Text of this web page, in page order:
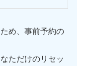
め、事前予約の
ただけのリセッ